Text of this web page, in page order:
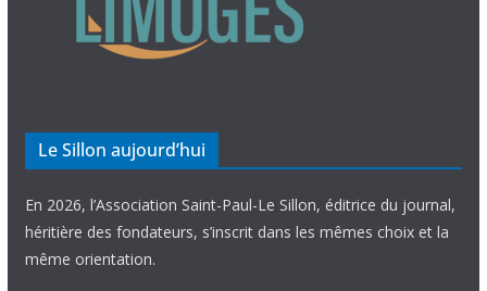
Le Sillon aujourd’hui
En 2026, l’Association Saint-Paul-Le Sillon, éditrice du journal,
héritière des fondateurs, s’inscrit dans les mêmes choix et la
même orientation.